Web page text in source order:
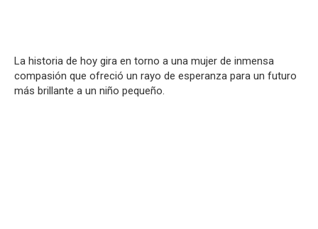
La historia de hoy gira en torno a una mujer de inmensa
compasión que ofreció un rayo de esperanza para un futuro
más brillante a un niño pequeño.